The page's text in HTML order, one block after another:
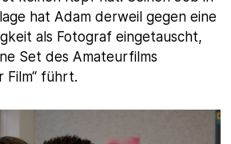
hat Adam derweil gegen eine
als Fotograf eingetauscht,
Set des Amateurfilms
Film“ führt.